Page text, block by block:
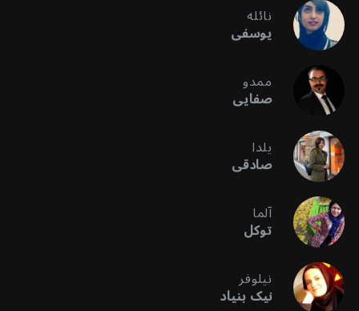
نائله
یوسفی
ممدو
صفایی
یلدا
صادقی
آلما
توکل
نیلوفر
نیک بنیاد